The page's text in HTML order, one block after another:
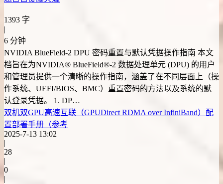
1393 字
|
6 分钟
NVIDIA BlueField-2 DPU 密码重置与默认凭据操作指南 本文
档旨在为NVIDIA® BlueField®-2 数据处理单元 (DPU) 的用户
和管理员提供一个清晰的操作指南，涵盖了在不同层面上（操
作系统、UEFI/BIOS、BMC）重置密码的方法以及系统的默
认登录凭据。 1. DP…
双机双GPU高速互联（GPUDirect RDMA over InfiniBand）配
置部署手册（参考
2025-7-13 13:02
|
28
|
0
|